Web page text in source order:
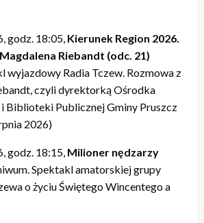
godz. 18:05, Kierunek Region 2026.
Riebandt (odc. 21)
wyjazdowy Radia Tczew. Rozmowa z
czyli dyrektorką Ośrodka
Biblioteki Publicznej Gminy Pruszcz
2026)
godz. 18:15, Milioner nędzarzy
Spektakl amatorskiej grupy
o życiu Świętego Wincentego a